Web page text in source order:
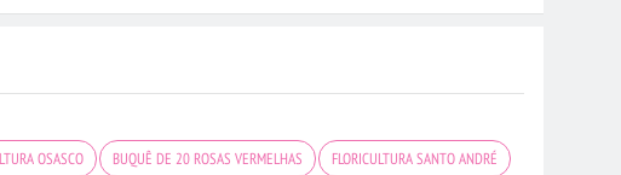
OSASCO BUQUÊ DE 20 ROSAS VERMELHAS FLORICULTURA SANTO ANDRÉ